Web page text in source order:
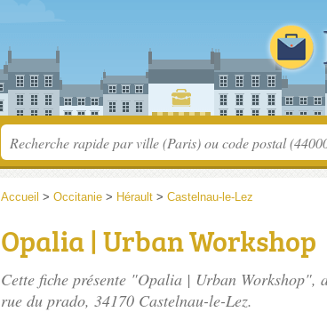
Accueil > Occitanie > Hérault > Castelnau-le-Lez
Opalia | Urban Workshop
Cette fiche présente "Opalia | Urban Workshop",
rue du prado, 34170 Castelnau-le-Lez.